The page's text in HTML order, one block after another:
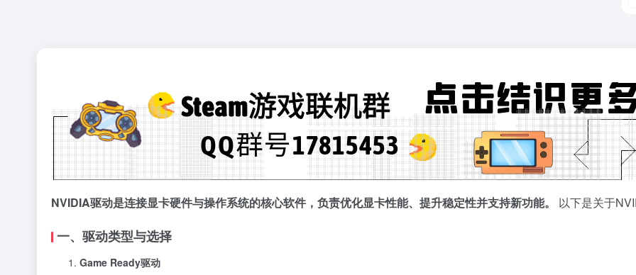
NVIDIA驱动是连接显卡硬件与操作系统的核心软件，负责优化显卡性能、提升稳定性并支持新功能。 以下是关于
一、驱动类型与选择
Game Ready驱动